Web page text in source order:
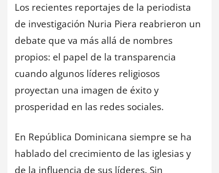
Los recientes reportajes de la periodista
de investigación Nuria Piera reabrieron un
debate que va más allá de nombres
propios: el papel de la transparencia
cuando algunos líderes religiosos
proyectan una imagen de éxito y
prosperidad en las redes sociales.
En República Dominicana siempre se ha
hablado del crecimiento de las iglesias y
de la influencia de sus líderes. Sin